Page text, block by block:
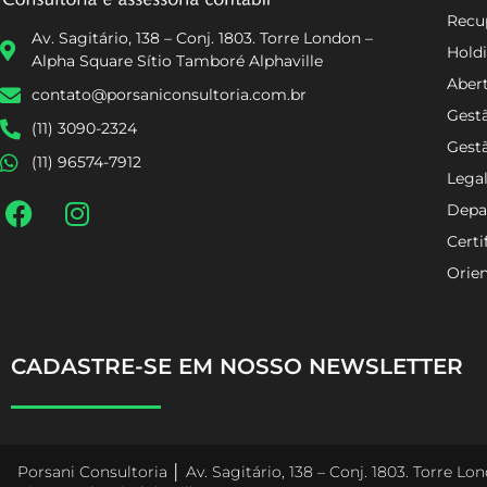
Av. Sagitário, 138 – Conj. 1803. Torre London –
Alpha Square Sítio Tamboré Alphaville
contato@porsaniconsultoria.com.br
(11) 3090-2324
(11) 96574-7912
CADASTRE-SE EM NOSSO NEWSLETTER
Porsani Consultoria │ Av. Sagitário, 138 – Conj. 1803. Torre